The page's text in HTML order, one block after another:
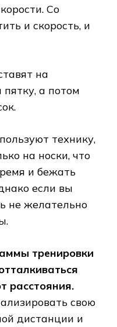
Со
и скорость, и
на
пятку, а потом
технику,
на носки, что
и бежать
если вы
не желательно
тренировки
расстояния.
свою
дистанции и